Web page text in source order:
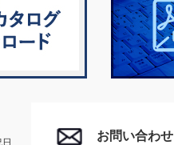
お問い合わせ